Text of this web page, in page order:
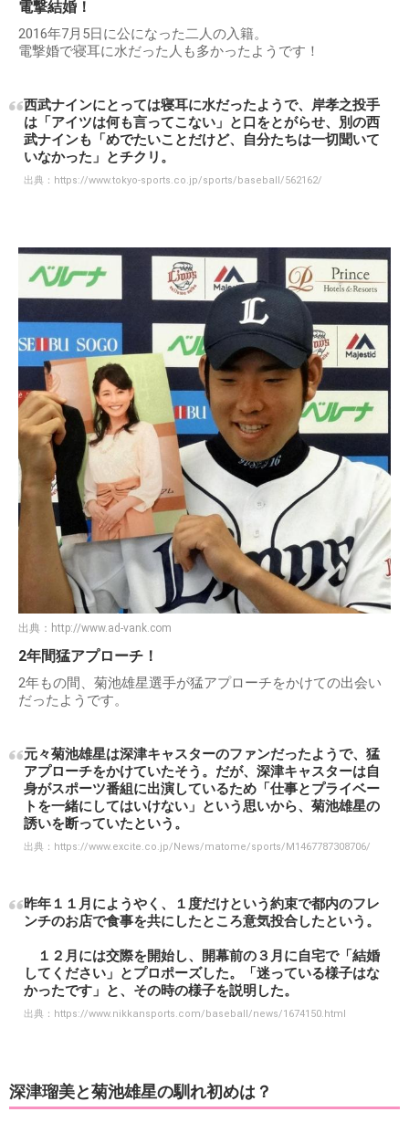
電撃結婚！
2016年7月5日に公になった二人の入籍。
電撃婚で寝耳に水だった人も多かったようです！
西武ナインにとっては寝耳に水だったようで、岸孝之投手
は「アイツは何も言ってこない」と口をとがらせ、別の西
武ナインも「めでたいことだけど、自分たちは一切聞いて
いなかった」とチクリ。
出典： https://www.tokyo-sports.co.jp/sports/baseball/562162/
出典： http://www.ad-vank.com
2年間猛アプローチ！
2年もの間、菊池雄星選手が猛アプローチをかけての出会い
だったようです。
元々菊池雄星は深津キャスターのファンだったようで、猛
アプローチをかけていたそう。だが、深津キャスターは自
身がスポーツ番組に出演しているため「仕事とプライベー
トを一緒にしてはいけない」という思いから、菊池雄星の
誘いを断っていたという。
出典： https://www.excite.co.jp/News/matome/sports/M1467787308706/
昨年１１月にようやく、１度だけという約束で都内のフレ
ンチのお店で食事を共にしたところ意気投合したという。
１２月には交際を開始し、開幕前の３月に自宅で「結婚
してください」とプロポーズした。「迷っている様子はな
かったです」と、その時の様子を説明した。
出典： https://www.nikkansports.com/baseball/news/1674150.html
深津瑠美と菊池雄星の馴れ初めは？